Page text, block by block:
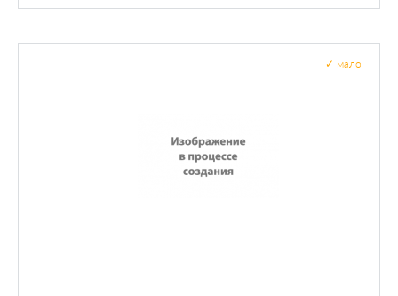
мало